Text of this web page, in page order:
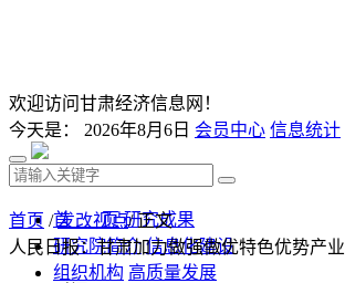
欢迎访问甘肃经济信息网！
今天是： 2026年8月6日 会员中心 信息统计
首 页 研究成果
研究院简介 信息化建设
组织机构 高质量发展
首页 /发改视点/ 正文
人民日报：甘肃加力做强做优特色优势产业